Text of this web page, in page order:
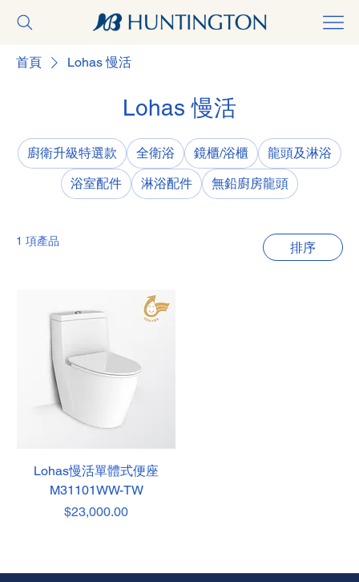
首頁 Lohas 慢活
Lohas 慢活
廚衛升級特選款 全衛浴 鏡櫃/浴櫃
龍頭及淋浴
浴室配件
淋浴配件 無鉛廚房龍頭
1 項產品 排序
Lohas慢活單體式便座
M31101WW-TW
價格
$23,000.00